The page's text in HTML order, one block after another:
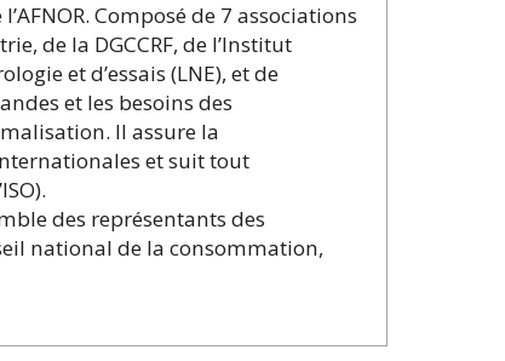
Composé de 7 associations
de la DGCCRF, de l’Institut
et d’essais (LNE), et de
et les besoins des
Il assure la
et suit tout
des représentants des
national de la consommation,